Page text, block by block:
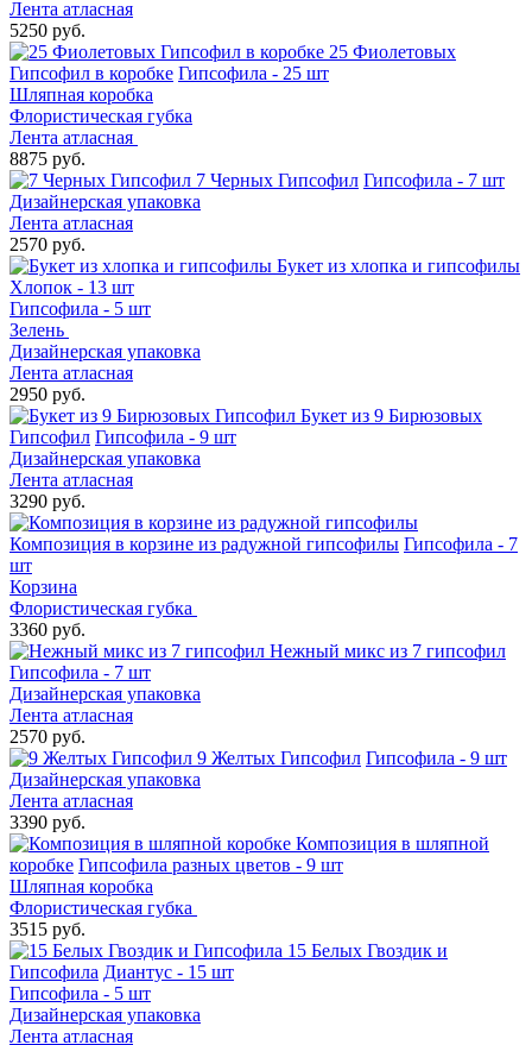
Лента атласная
5250 руб.
25 Фиолетовых
Гипсофил в коробке Гипсофила - 25 шт
Шляпная коробка
Флористическая губка
Лента атласная
8875 руб.
7 Черных Гипсофил Гипсофила - 7 шт
Дизайнерская упаковка
Лента атласная
2570 руб.
Букет из хлопка и гипсофилы
Хлопок - 13 шт
Гипсофила - 5 шт
Зелень
Дизайнерская упаковка
Лента атласная
2950 руб.
Букет из 9 Бирюзовых
Гипсофил Гипсофила - 9 шт
Дизайнерская упаковка
Лента атласная
3290 руб.
Композиция в корзине из радужной гипсофилы Гипсофила - 7
шт
Корзина
Флористическая губка
3360 руб.
Нежный микс из 7 гипсофил
Гипсофила - 7 шт
Дизайнерская упаковка
Лента атласная
2570 руб.
9 Желтых Гипсофил Гипсофила - 9 шт
Дизайнерская упаковка
Лента атласная
3390 руб.
Композиция в шляпной
коробке Гипсофила разных цветов - 9 шт
Шляпная коробка
Флористическая губка
3515 руб.
15 Белых Гвоздик и
Гипсофила Диантус - 15 шт
Гипсофила - 5 шт
Дизайнерская упаковка
Лента атласная